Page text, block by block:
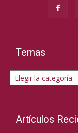
Temas
Temas
Artículos